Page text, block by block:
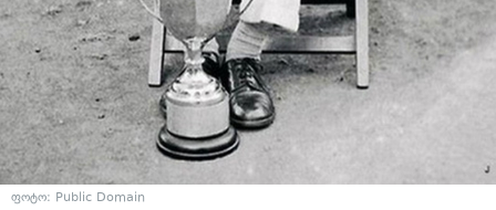
ფოტო: Public Domain